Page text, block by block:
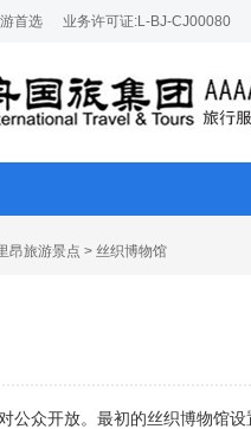
首选 业务许可证:L-BJ-CJ00080
昂旅游景点 > 丝织博物馆
公众开放。最初的丝织博物馆设